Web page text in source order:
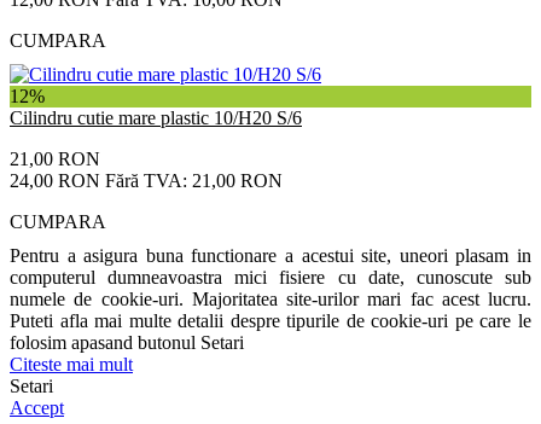
CUMPARA
12%
Cilindru cutie mare plastic 10/H20 S/6
21,00 RON
24,00 RON Fără TVA: 21,00 RON
CUMPARA
Pentru a asigura buna functionare a acestui site, uneori plasam in
computerul dumneavoastra mici fisiere cu date, cunoscute sub
numele de cookie-uri. Majoritatea site-urilor mari fac acest lucru.
Puteti afla mai multe detalii despre tipurile de cookie-uri pe care le
folosim apasand butonul Setari
Citeste mai mult
Setari
Accept